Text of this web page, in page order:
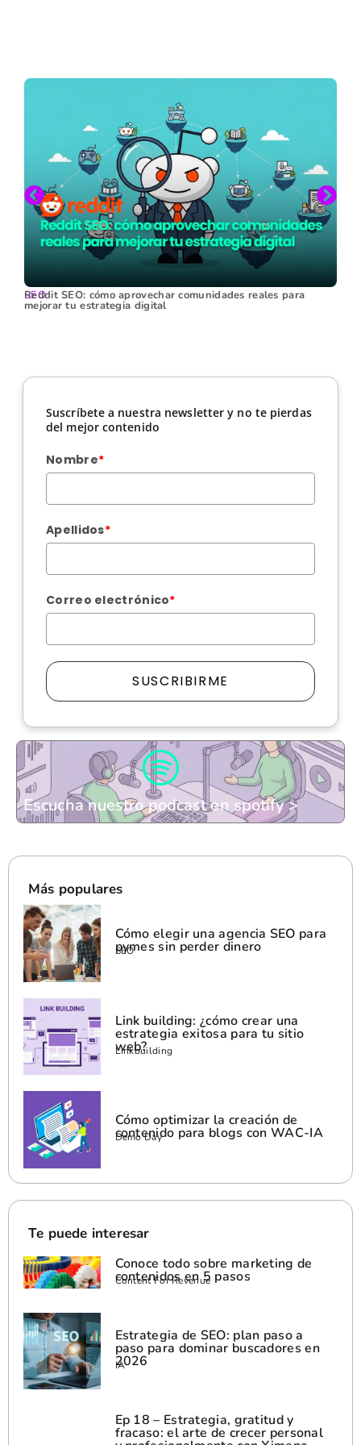
SEO
Reddit SEO: cómo aprovechar comunidades reales para
mejorar tu estrategia digital
Suscríbete a nuestra newsletter y no te pierdas
del mejor contenido
Nombre*
Apellidos*
Correo electrónico*
SUSCRIBIRME
Escucha nuestro podcast en spotify >
Más populares
Cómo elegir una agencia SEO para
pymes sin perder dinero
SEO
Link building: ¿cómo crear una
estrategia exitosa para tu sitio
web?
Linkbuilding
Cómo optimizar la creación de
contenido para blogs con WAC-IA
Demo Day
Te puede interesar
Conoce todo sobre marketing de
contenidos en 5 pasos
Content For Revenue
Estrategia de SEO: plan paso a
paso para dominar buscadores en
2026
IA
Ep 18 – Estrategia, gratitud y
fracaso: el arte de crecer personal